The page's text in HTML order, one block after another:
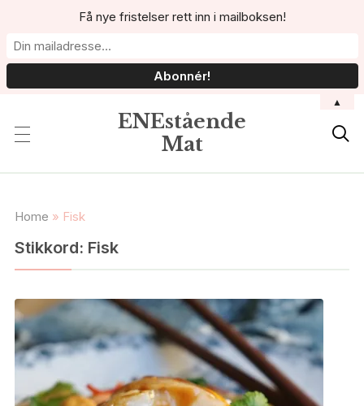
ENEstående
Mat

Home » Fisk
Stikkord: Fisk
Få nye fristelser rett inn i mailboksen!
▲